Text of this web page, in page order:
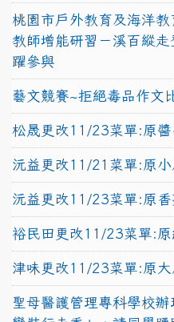
桃園市戶外教育及海洋
教師增能研習－溪百縱
躍參與
藝文競賽~拒絕毒品作文
松晟更改11/23菜單:原
沅益更改11/21菜單:原
沅益更改11/23菜單:原
裕民田更改11/23菜單:
津味更改11/23菜單:原
聖母醫護管理專科學校